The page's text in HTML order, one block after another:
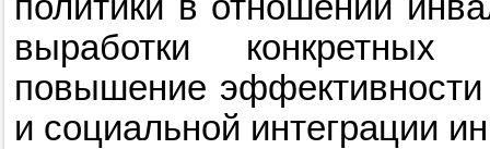
выработки
повышение
и социальной интеграции